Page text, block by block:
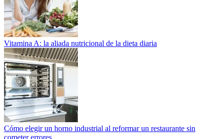
Vitamina A: la aliada nutricional de la dieta diaria
Cómo elegir un horno industrial al reformar un restaurante sin